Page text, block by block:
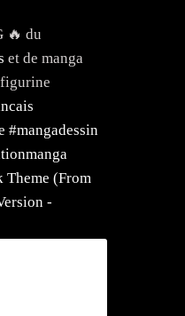
🔥 du
et de manga
#mangadessin
(From
-